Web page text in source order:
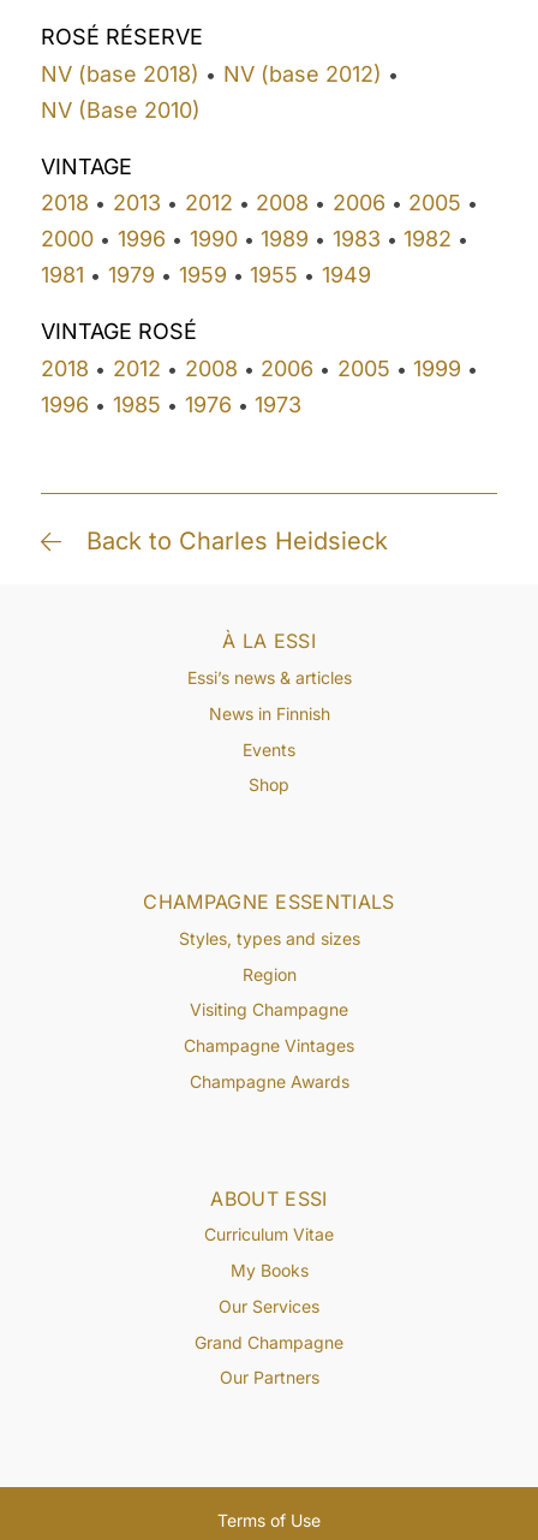
ROSÉ RÉSERVE
NV (base 2018) • NV (base 2012) •
NV (Base 2010)
VINTAGE
2018 • 2013 • 2012 • 2008 • 2006 • 2005 •
2000 • 1996 • 1990• 1989 • 1983 • 1982 •
1981 • 1979 • 1959 • 1955 • 1949
VINTAGE ROSÉ
2018 • 2012 • 2008 • 2006 • 2005 • 1999 •
1996 • 1985 • 1976 • 1973
Back to Charles Heidsieck
ABOUT ESSI
Curriculum Vitae
My Books
Our Services
Grand Champagne
Our Partners
CHAMPAGNE ESSENTIALS
Styles, types and sizes
Region
Visiting Champagne
Champagne Vintages
Champagne Awards
À LA ESSI
Essi’s news & articles
News in Finnish
Events
Shop
Terms of Use